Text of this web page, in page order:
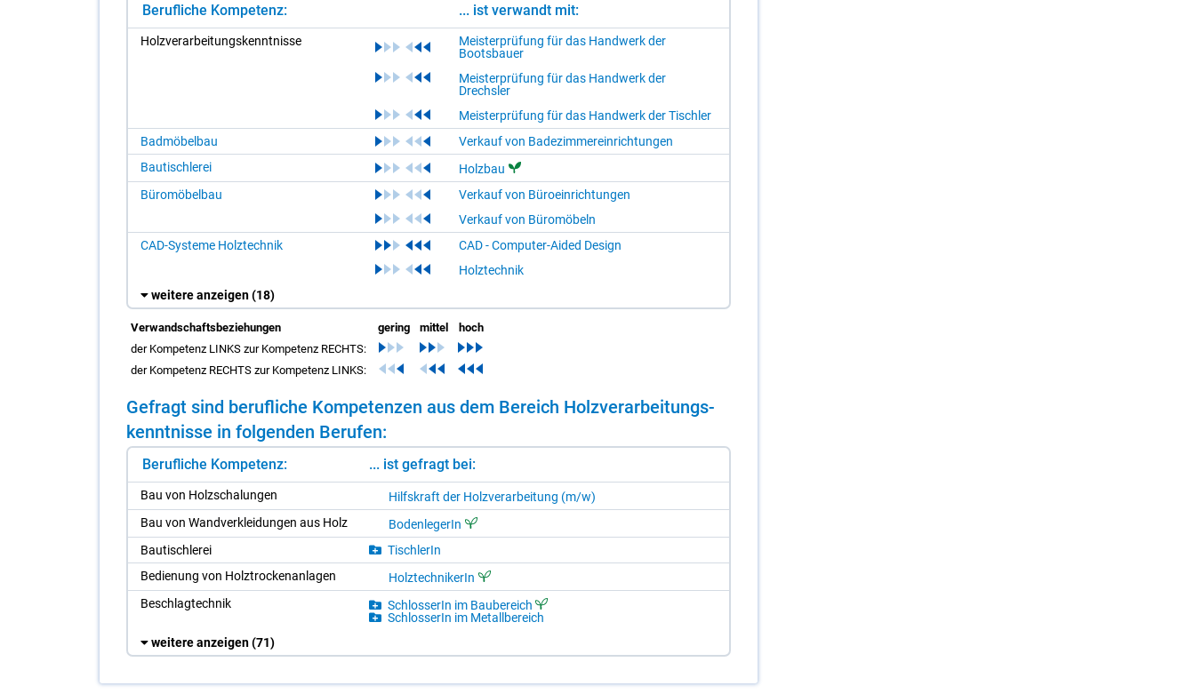
Berufliche Kompetenz: ... ist verwandt mit:
Holz­ver­ar­bei­tungs­kennt­nis­se
Meisterprüfung für das Handwerk der
Bootsbauer
Meisterprüfung für das Handwerk der
Drechsler
Meisterprüfung für das Handwerk der Tischler
Badmöbelbau
Verkauf von Badezimmereinrichtungen
Bautischlerei
Holzbau
Büromöbelbau
Verkauf von Büroeinrichtungen
Verkauf von Büromöbeln
CAD-Systeme Holztechnik
CAD - Computer-Aided Design
Holztechnik
weitere anzeigen(18)
Verwandschaftsbeziehungen gering mittel
hoch
der Kompetenz LINKS zur Kompetenz RECHTS:
der Kompetenz RECHTS zur Kompetenz LINKS:
Ge­fragt sind be­ruf­li­che Kom­pe­ten­zen aus dem Be­reich Holz­ver­ar­bei­tungs­
kennt­nis­se in fol­gen­den Be­ru­fen:
Berufliche Kompetenz: ... ist gefragt bei:
Bau von Holz­scha­lun­gen
Hilfs­kraft der Holz­ver­ar­bei­tung (m/​w)
Bau von Wand­ver­klei­dun­gen aus Holz
Bo­den­le­ge­rIn
Bau­tisch­le­rei
Tisch­le­rIn
Be­die­nung von Holz­tro­cken­an­la­gen
Holz­tech­ni­ke­rIn
Be­schlag­tech­nik
Schlos­se­rIn im Bau­be­reich
Schlos­se­rIn im Me­tall­be­reich
weitere anzeigen(71)